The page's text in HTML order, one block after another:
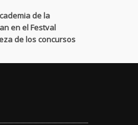
de la
en el Festval
de los concursos